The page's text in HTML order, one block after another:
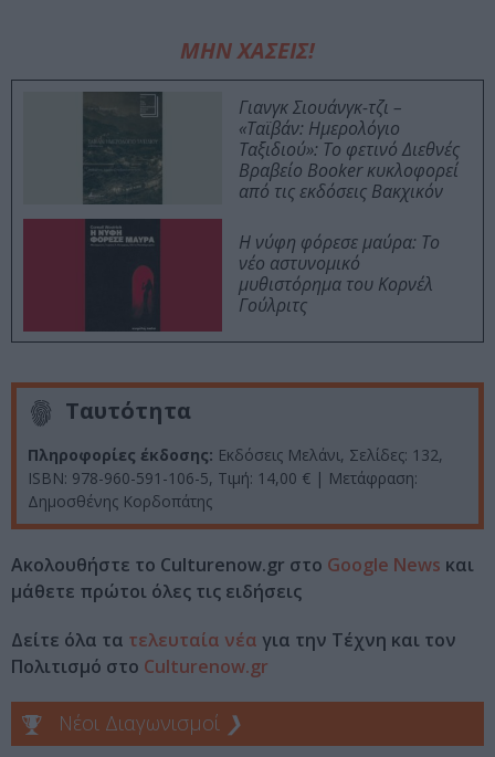
ΜΗΝ ΧΑΣΕΙΣ!
Γιανγκ Σιουάνγκ-τζι –
«Ταϊβάν: Ημερολόγιο
Ταξιδιού»: Το φετινό Διεθνές
Βραβείο Booker κυκλοφορεί
από τις εκδόσεις Βακχικόν
Η νύφη φόρεσε μαύρα: Το
νέο αστυνομικό
μυθιστόρημα του Κορνέλ
Γούλριτς
Ταυτότητα
Πληροφορίες έκδοσης: Εκδόσεις Μελάνι, Σελίδες: 132,
ISBN: 978-960-591-106-5, Τιμή: 14,00 € | Μετάφραση:
Δημοσθένης Κορδοπάτης
Ακολουθήστε το Culturenow.gr στο Google News και
μάθετε πρώτοι όλες τις ειδήσεις
Δείτε όλα τα τελευταία νέα για την Τέχνη και τον
Πολιτισμό στο Culturenow.gr
Νέοι Διαγωνισμοί ❯